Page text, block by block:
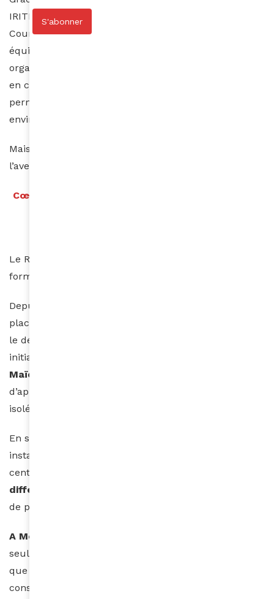
IRITRACK installé sur les véhicules, l’équipe du PC
Course suit en temps réel les déplacements des
équipages, communiquent avec les pilotes
organisateurs qui peuvent ainsi intervenir rapidement
en cas de besoin. Une sécurité indispensable pour
permettre aux gazelles de se dépasser dans cet
environnement atypique.
Mais le rallye ne s’arrête pas à la performance et à
l’aventure.
Cœur des Gazelles : soigner là où personne ne va
Le Rallye Aïcha des Gazelles, c’est aussi un
formidable engagement humanitaire.
Depuis 2001, l’association
place une caravane médicale itinérante qui sillonne
le désert marocain pendant la compétition. Cette
initiative humanitaire, financée en partie par
Maïenga
d’apporter gratuitement des soins à des villages
isolés du sud marocain.
En s’appuyant sur la logistique du rallye, la caravane
installe durant la période du rallye un véritable
centre médical qui se déplace sur
différents
de personnes.
A Merzouga
seule journée. Des chiffres éloquents, quand on sait
que plus de 80 % d’entre eux n’avaient jamais
consulté de médecin auparavant.
S'abonner